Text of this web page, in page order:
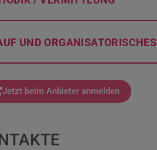
UND ORGANISATORISCHES
Jetzt beim Anbieter anmelden